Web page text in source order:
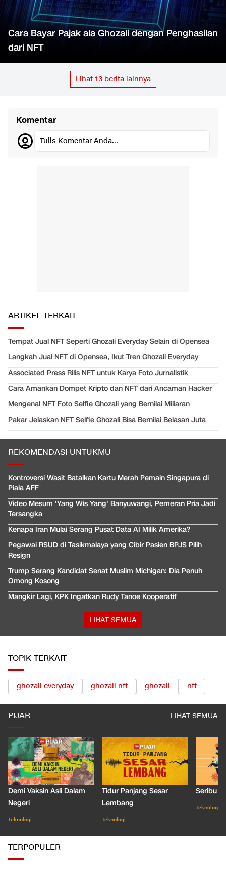
Cara Bayar Pajak ala Ghozali dengan Penghasilan
dari NFT
Lihat 13berita lainnya
Komentar
Tulis Komentar Anda...
ARTIKEL TERKAIT
Tempat Jual NFT Seperti Ghozali Everyday Selain di Opensea
Langkah Jual NFT di Opensea, Ikut Tren Ghozali Everyday
Associated Press Rilis NFT untuk Karya Foto Jurnalistik
Cara Amankan Dompet Kripto dan NFT dari Ancaman Hacker
Mengenal NFT Foto Selfie Ghozali yang Bernilai Miliaran
Pakar Jelaskan NFT Selfie Ghozali Bisa Bernilai Belasan Juta
REKOMENDASI UNTUKMU
Kontroversi Wasit Batalkan Kartu Merah Pemain Singapura di
Piala AFF
Video Mesum 'Yang Wis Yang' Banyuwangi, Pemeran Pria Jadi
Tersangka
Kenapa Iran Mulai Serang Pusat Data AI Milik Amerika?
Pegawai RSUD di Tasikmalaya yang Cibir Pasien BPJS Pilih
Resign
Trump Serang Kandidat Senat Muslim Michigan: Dia Penuh
Omong Kosong
Mangkir Lagi, KPK Ingatkan Rudy Tanoe Kooperatif
LIHAT SEMUA
TOPIK TERKAIT
ghozali everyday ghozali nft ghozali nft
PIJAR LIHAT SEMUA
Demi Vaksin Asli Dalam
Negeri
Teknologi
Tidur Panjang Sesar
Lembang
Teknologi
Seribu
Teknologi
TERPOPULER